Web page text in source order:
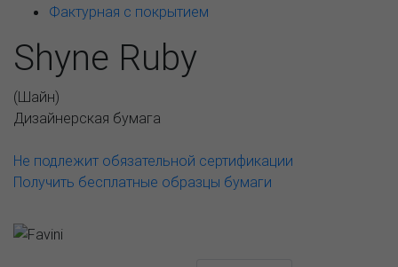
Фактурная с покрытием
Shyne Ruby
(Шайн)
Дизайнерская бумага
Не подлежит обязательной сертификации
Получить бесплатные образцы бумаги